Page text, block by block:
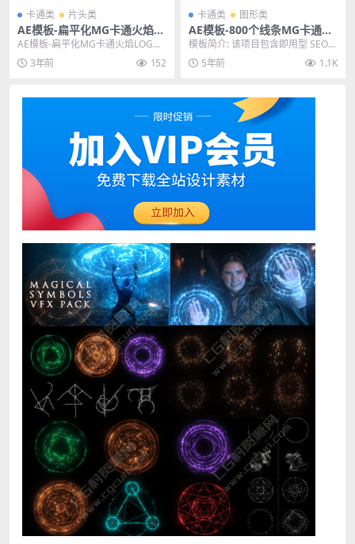
卡通类 片头类
AE模板-扁平化MG卡通火焰L
OGO片头动画模板
AE模板-扁平化MG卡通火焰LOGO
片头动画模板 其他推荐: AE模板-数
字信息...
3年前 152
卡通类 图形类
AE模板-800个线条MG卡通人
物场景介绍动画模板
模板简介: 该项目包含即用型 SEO
演示和 SMM 演示。展示人们如何
在互联网...
5年前 1.1K